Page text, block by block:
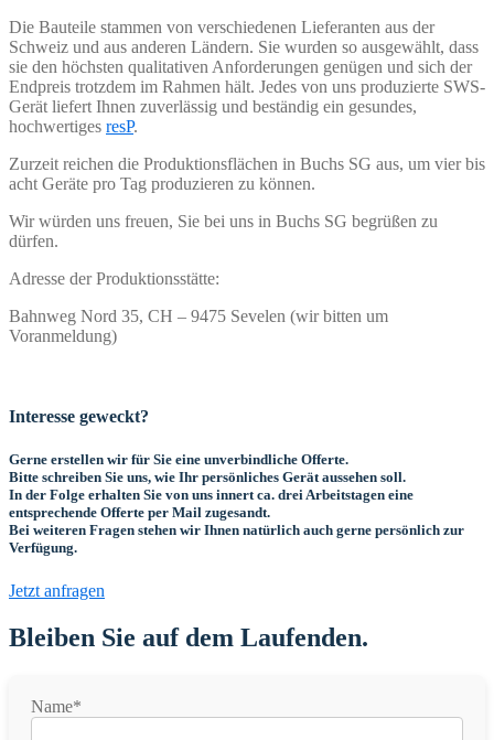
Die Bauteile stammen von verschiedenen Lieferanten aus der
Schweiz und aus anderen Ländern. Sie wurden so ausgewählt, dass
sie den höchsten qualitativen Anforderungen genügen und sich der
Endpreis trotzdem im Rahmen hält. Jedes von uns produzierte SWS-
Gerät liefert Ihnen zuverlässig und beständig ein gesundes,
hochwertiges resP.
Zurzeit reichen die Produktionsflächen in Buchs SG aus, um vier bis
acht Geräte pro Tag produzieren zu können.
Wir würden uns freuen, Sie bei uns in Buchs SG begrüßen zu
dürfen.
Adresse der Produktionsstätte:
Bahnweg Nord 35, CH – 9475 Sevelen (wir bitten um
Voranmeldung)
Interesse geweckt?
Gerne erstellen wir für Sie eine unverbindliche Offerte.
Bitte schreiben Sie uns, wie Ihr persönliches Gerät aussehen soll.
In der Folge erhalten Sie von uns innert ca. drei Arbeitstagen eine
entsprechende Offerte per Mail zugesandt.
Bei weiteren Fragen stehen wir Ihnen natürlich auch gerne persönlich zur
Verfügung.
Jetzt anfragen
Bleiben Sie auf dem Laufenden.
Name*